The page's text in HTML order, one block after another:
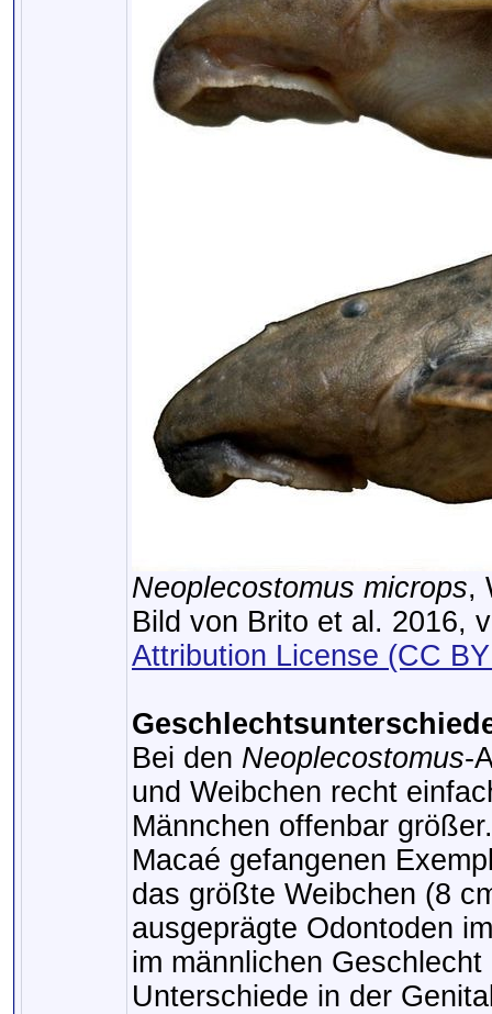
Neoplecostomus microps,
Bild von Brito et al. 2016,
Attribution License (CC
Bei den Neoplecostomus-
und Weibchen recht
Männchen offenbar
Macaé gefangenen
das größte Weibchen (8
ausgeprägte Odontoden
im männlichen
Unterschiede in der